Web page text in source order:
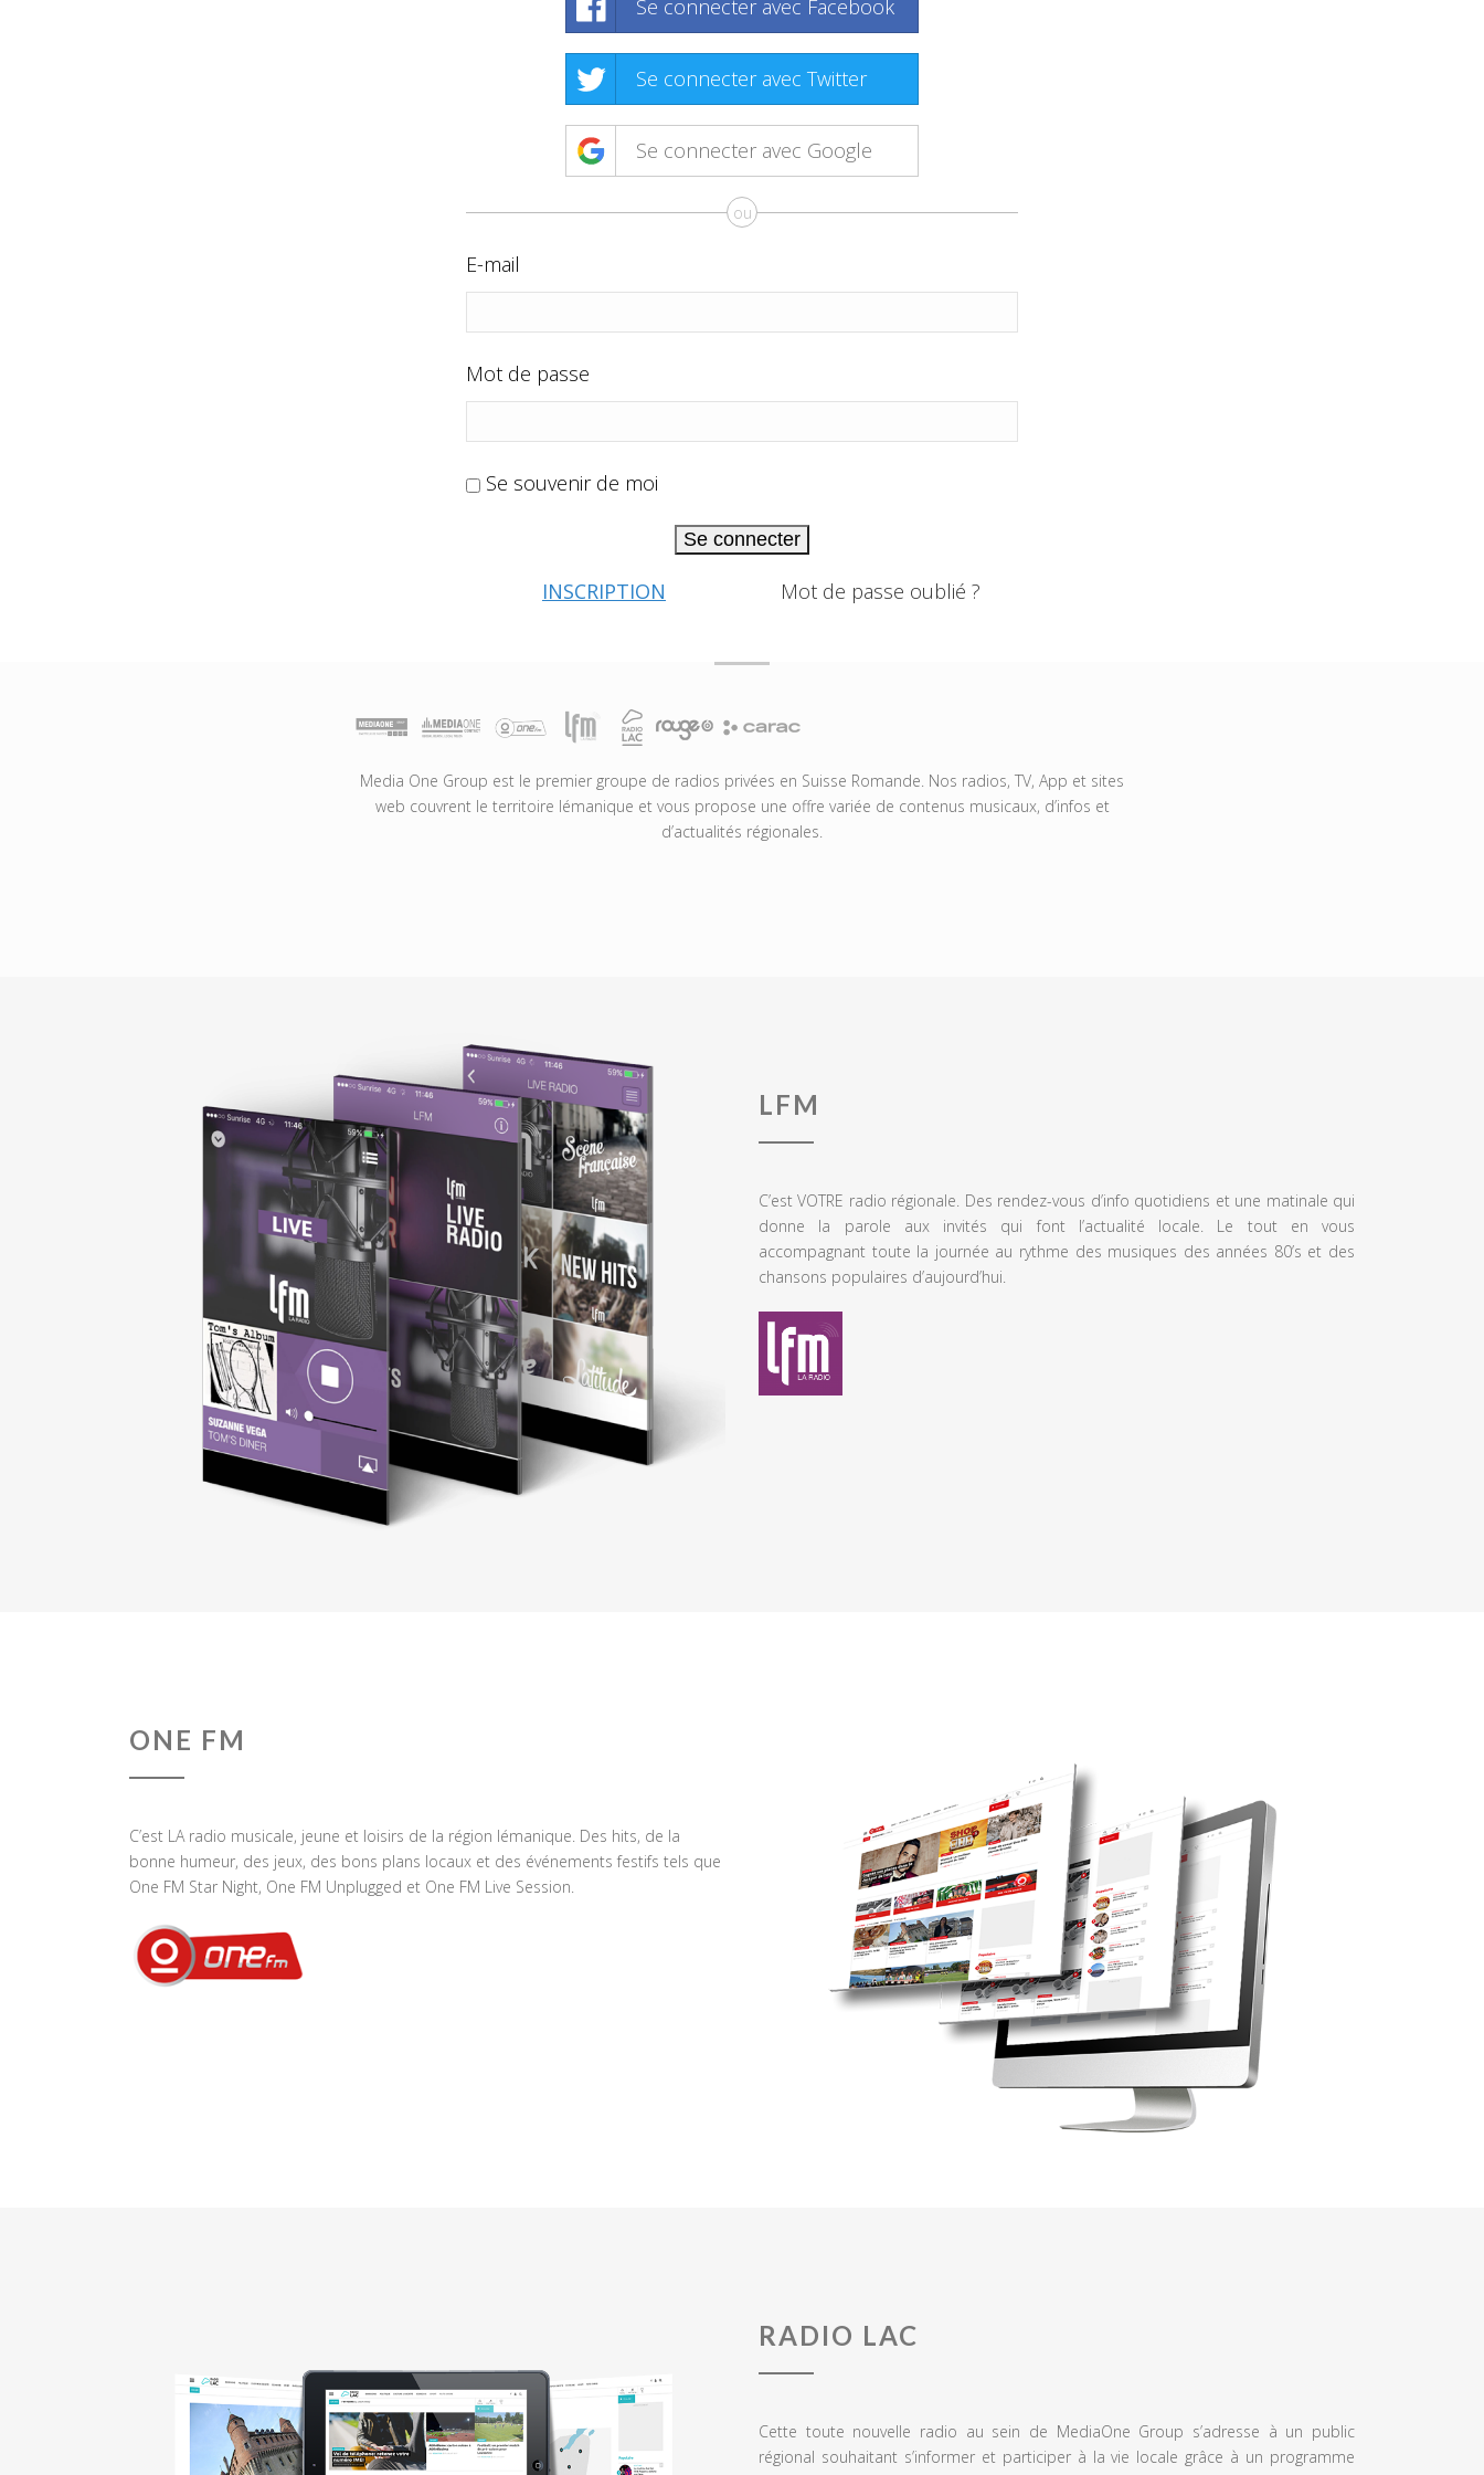
Se connecter avec Facebook
Se connecter avec Twitter
Se connecter avec Google
ou
E-mail
Mot de passe
Se souvenir de moi
Se connecter
INSCRIPTION Mot de passe oublié ?
Media One Group est le premier groupe de radios privées en Suisse Romande. Nos radios, TV, App et sites
web couvrent le territoire lémanique et vous propose une offre variée de contenus musicaux, d’infos et
d’actualités régionales.
LFM
C’est VOTRE radio régionale. Des rendez-vous d’info quotidiens et une matinale qui
donne la parole aux invités qui font l’actualité locale. Le tout en vous
accompagnant toute la journée au rythme des musiques des années 80’s et des
chansons populaires d’aujourd’hui.
ONE FM
C’est LA radio musicale, jeune et loisirs de la région lémanique. Des hits, de la
bonne humeur, des jeux, des bons plans locaux et des événements festifs tels que
One FM Star Night, One FM Unplugged et One FM Live Session.
RADIO LAC
Cette toute nouvelle radio au sein de MediaOne Group s’adresse à un public
régional souhaitant s’informer et participer à la vie locale grâce à un programme